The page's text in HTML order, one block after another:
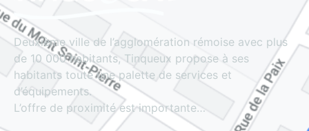
Deuxième ville de l’agglomération rémoise avec plus
de 10 000 habitants, Tinqueux propose à ses
habitants toute une palette de services et
d’équipements.
L’offre de proximité est importante…